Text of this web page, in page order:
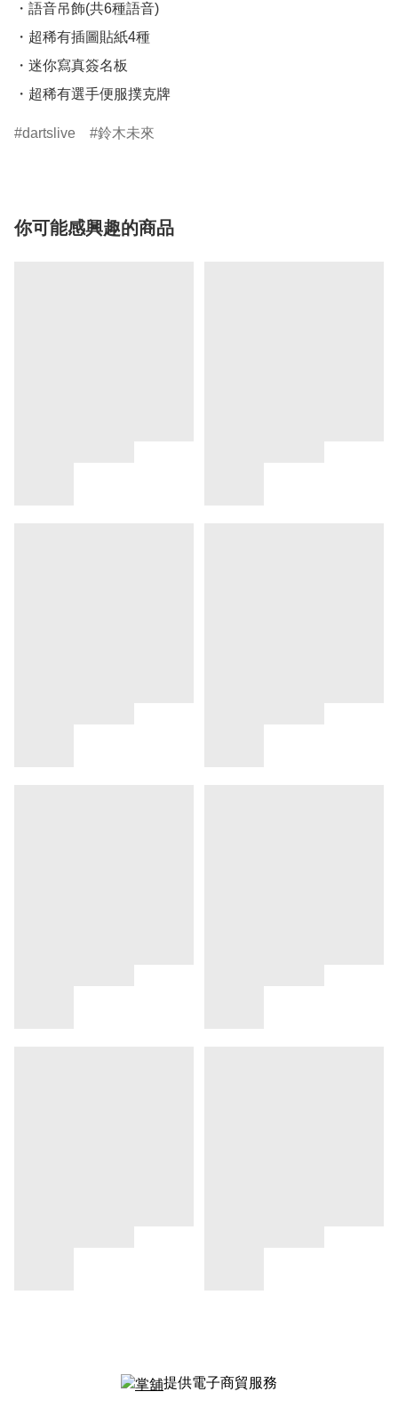
・語音吊飾(共6種語音)
・超稀有插圖貼紙4種
・迷你寫真簽名板
・超稀有選手便服撲克牌
dartslive 鈴木未來
你可能感興趣的商品
提供電子商貿服務